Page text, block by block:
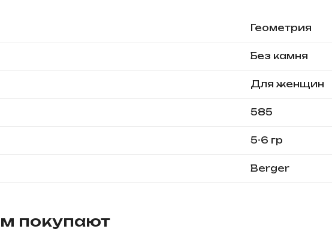
Геометрия
Без камня
Для женщин
585
5-6 гр
Berger
покупают